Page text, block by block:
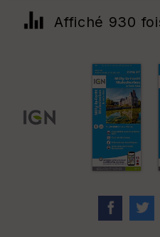
Affiché 930